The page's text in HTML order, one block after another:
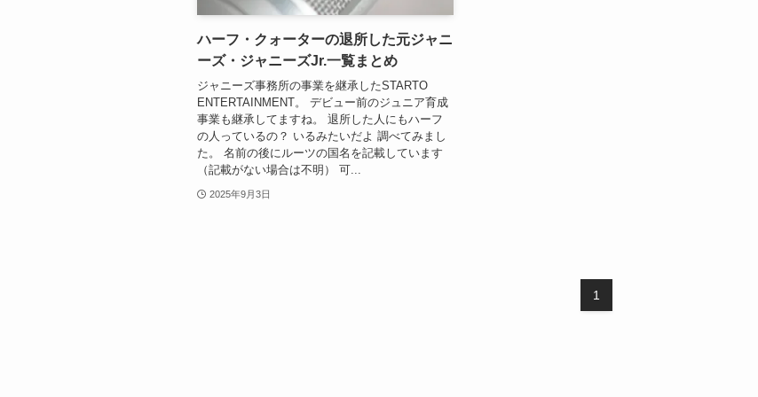
ハーフ・クォーターの退所した元ジャニ
ーズ・ジャニーズJr.一覧まとめ
ジャニーズ事務所の事業を継承したSTARTO
ENTERTAINMENT。 デビュー前のジュニア育成
事業も継承してますね。 退所した人にもハーフ
の人っているの？ いるみたいだよ 調べてみまし
た。 名前の後にルーツの国名を記載しています
（記載がない場合は不明） 可...
2025年9月3日
1